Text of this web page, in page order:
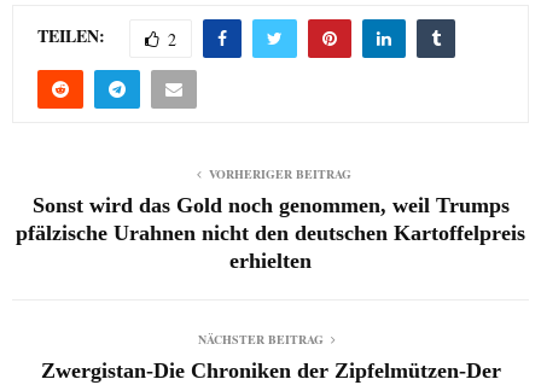
TEILEN: 2
VORHERIGER BEITRAG
Sonst wird das Gold noch genommen, weil Trumps
pfälzische Urahnen nicht den deutschen Kartoffelpreis
erhielten
NÄCHSTER BEITRAG
Zwergistan-Die Chroniken der Zipfelmützen-Der